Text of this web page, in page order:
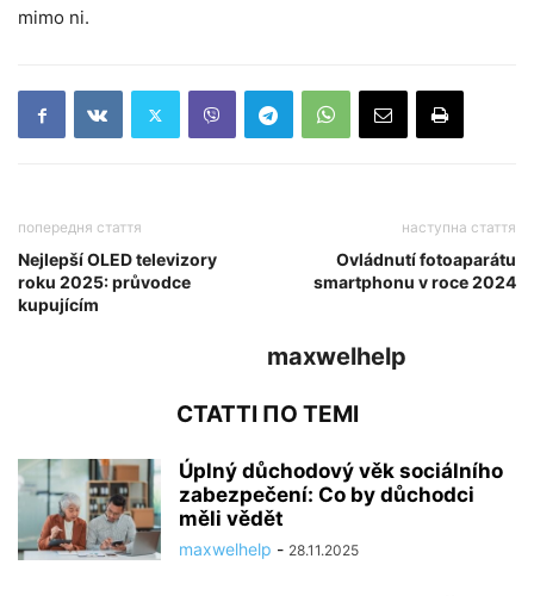
mimo ni.
попередня стаття
Nejlepší OLED televizory
roku 2025: průvodce
kupujícím
наступна стаття
Ovládnutí fotoaparátu
smartphonu v roce 2024
maxwelhelp
СТАТТІ ПО ТЕМІ
Úplný důchodový věk sociálního
zabezpečení: Co by důchodci
měli vědět
maxwelhelp - 28.11.2025